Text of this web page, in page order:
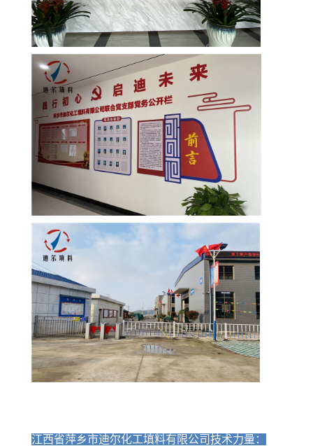
江西省萍乡市迪尔化工填料有限公司技术力量：